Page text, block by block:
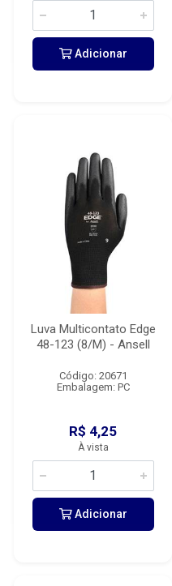
Adicionar
Luva Multicontato Edge
48-123 (8/M) - Ansell
Código: 20671
Embalagem: PC
R$ 4,25
À vista
Adicionar